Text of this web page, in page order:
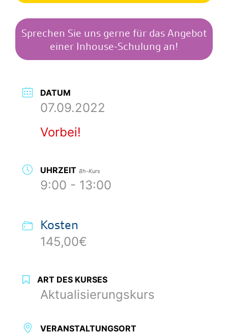
Sprechen Sie uns gerne für das Angebot
einer Inhouse-Schulung an!
DATUM
07.09.2022
Vorbei!
UHRZEIT 8h-Kurs
9:00 - 13:00
Kosten
145,00€
ART DES KURSES
Aktualisierungskurs
VERANSTALTUNGSORT